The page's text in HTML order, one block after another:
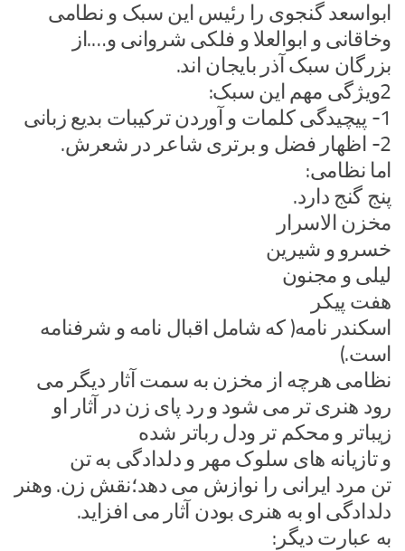
ابواسعد گنجوی را رئیس این سبک و نطامی
وخاقانی و ابوالعلا و فلکی شروانی و….از
بزرگان سبک آذر بایجان اند.
2ویژگی مهم این سبک:
1- پیچیدگی کلمات و آوردن ترکیبات بدیع زبانی
2- اظهار فضل و برتری شاعر در شعرش.
اما نظامی:
پنج گنج دارد.
مخزن الاسرار
خسرو و شیرین
لیلی و مجنون
هفت پیکر
اسکندر نامه( که شامل اقبال نامه و شرفنامه
است.)
نظامی هرچه از مخزن به سمت آثار دیگر می
رود هنری تر می شود و رد پای زن در آثار او
زیباتر و محکم تر ودل رباتر شده
و تازیانه های سلوک مهر و دلدادگی به تن
تن مرد ایرانی را نوازش می دهد؛نقش زن. وهنر
دلدادگی او به هنری بودن آثار می افزاید.
به عبارت دیگر: